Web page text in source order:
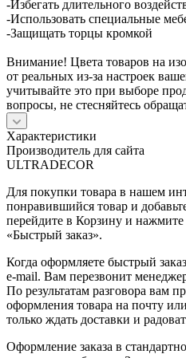
-Избегать длительного
-Использовать специальные
-Защищать торцы кромкой
Внимание! Цвета товаров на
от реальных из-за настроек
учитывайте это при выборе
вопросы, не стесняйтесь
Характеристики
Производитель для сайта
ULTRADECOR
Для покупки товара в нашем
понравившийся товар и
перейдите в Корзину и
«Быстрый заказ».
Когда оформляете быстрый
e-mail. Вам перезвонит
По результатам разговора вам
оформления товара на почту
только ждать доставки и
Оформление заказа в